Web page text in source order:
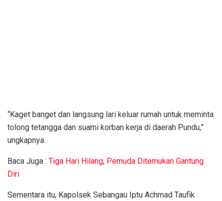
“Kaget banget dan langsung lari keluar rumah untuk meminta
tolong tetangga dan suami korban kerja di daerah Pundu,”
ungkapnya.
Baca Juga : Tiga Hari Hilang, Pemuda Ditemukan Gantung
Diri
Sementara itu, Kapolsek Sebangau Iptu Achmad Taufik